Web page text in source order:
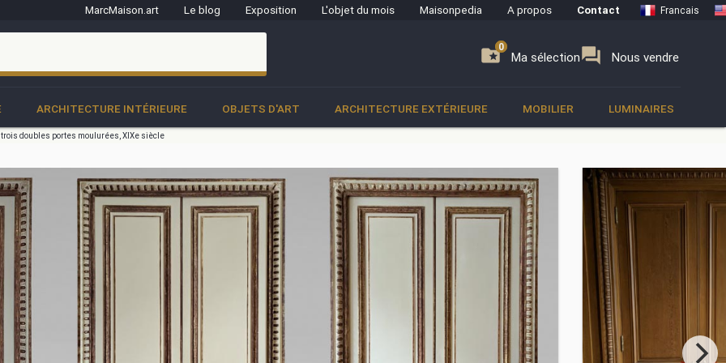
MarcMaison.art Le blog Exposition L'objet du mois Maisonpedia A propos Contact Francais
folder_special Ma sélection
0 forum Nous vendre
0
ARCHITECTURE INTÉRIEURE OBJETS D'ART ARCHITECTURE EXTÉRIEURE MOBILIER LUMINAIRES
trois doubles portes moulurées, XIXe siècle